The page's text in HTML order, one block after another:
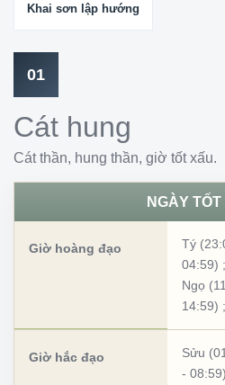
Khai sơn lập hướng
01
Cát hung
Cát thần, hung thần, giờ tốt xấu.
NGÀY
Giờ hoàng đạo Tý
04:59) ;
Ngọ
14:59) ;
Giờ hắc đạo Sửu
- 08:59)